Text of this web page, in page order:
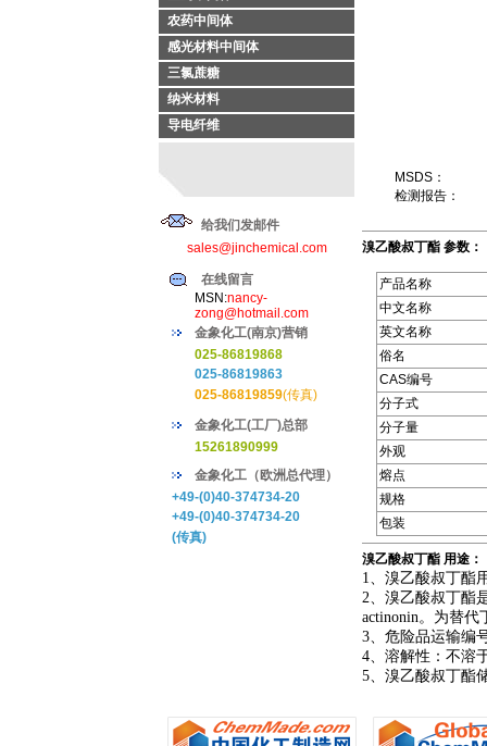
农药中间体
感光材料中间体
三氯蔗糖
纳米材料
导电纤维
给我们发邮件
sales@jinchemical.com
在线留言
MSN:nancy-
zong@hotmail.com
金象化工(南京)营销
025-86819868
025-86819863
025-86819859(传真)
金象化工(工厂)总部
15261890999
金象化工（欧洲总代理）
+49-(0)40-374734-20
+49-(0)40-374734-20
(传真)
MSDS：
检测报告：
溴乙酸叔丁酯 参数：
产品名称
中文名称
英文名称
俗名
CAS编号
分子式
分子量
外观
熔点
规格
包装
溴乙酸叔丁酯 用途：
1、溴乙酸叔丁酯
2、溴乙酸叔丁酯
actinonin。为替代
3、危险品运输编
4、溶解性：不溶
5、溴乙酸叔丁酯